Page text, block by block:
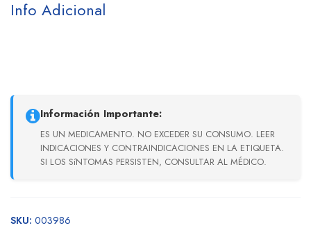
Info Adicional
Información Importante:
ES UN MEDICAMENTO. NO EXCEDER SU CONSUMO. LEER
INDICACIONES Y CONTRAINDICACIONES EN LA ETIQUETA.
SI LOS SíNTOMAS PERSISTEN, CONSULTAR AL MÉDICO.
SKU: 003986